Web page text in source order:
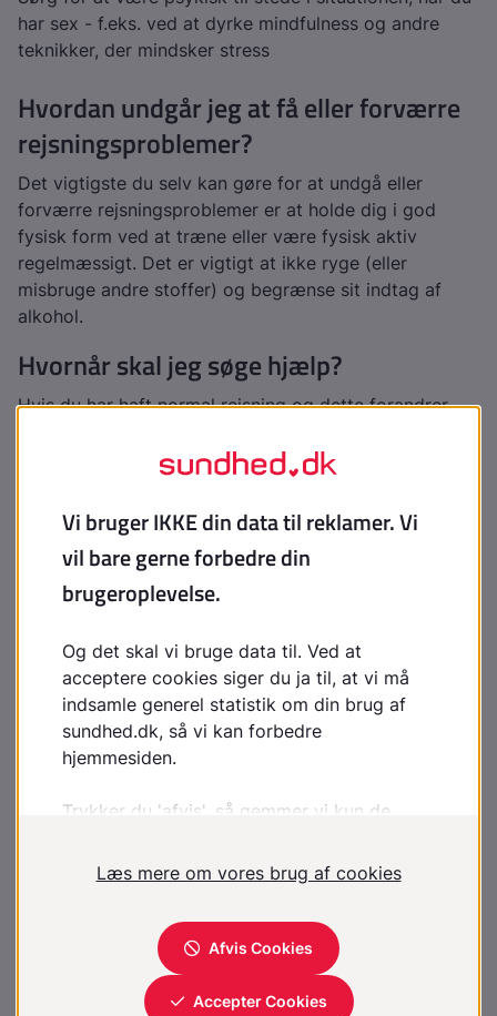
har sex - f.eks. ved at dyrke mindfulness og andre
teknikker, der mindsker stress
Hvordan undgår jeg at få eller forværre
rejsningsproblemer?
Det vigtigste du selv kan gøre for at undgå eller
forværre rejsningsproblemer er at holde dig i god
fysisk form ved at træne eller være fysisk aktiv
regelmæssigt. Det er vigtigt at ikke ryge (eller
misbruge andre stoffer) og begrænse sit indtag af
alkohol.
Hvornår skal jeg søge hjælp?
Hvis du har haft normal rejsning og dette forandrer
tegn på sygdom, og dels er der gode muligheder for,
Hvad kan lægen eller en anden
behandler gøre?
Lægen kan finde årsagen, starte en behandling eller
tale med din læge om, hvilke forventninger det er
realistisk at have til dit sexliv.
Medicinsk behandling
lignende stoffer. Behandlingen virker ikke, hvis du slet
blodtryk, eller opleverhjertekrampeved seksuel
aktivitet, bør du heller ikke bruge medicinen. Det
samme gælder, hvis du har haft
blodprop i hjertet
eller alvorligehjerterytmeforstyrrelser